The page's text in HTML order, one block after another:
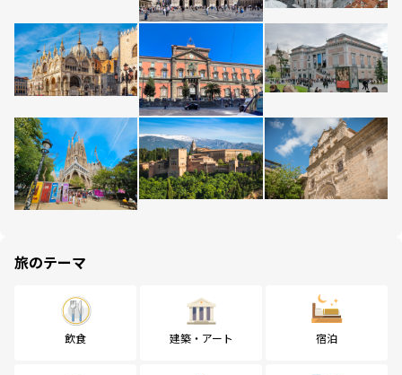
旅のテーマ
飲食 建築・アート 宿泊